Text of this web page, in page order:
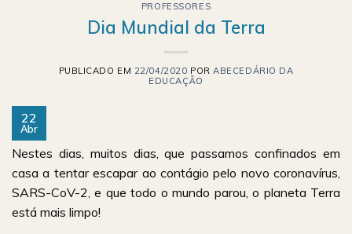
PROFESSORES
Dia Mundial da Terra
PUBLICADO EM 22/04/2020 PORABECEDÁRIO DA
EDUCAÇÃO
22
Abr
Nestes dias, muitos dias, que passamos confinados em
casa a tentar escapar ao contágio pelo novo coronavírus,
SARS-CoV-2, e que todo o mundo parou, o planeta Terra
está mais limpo!